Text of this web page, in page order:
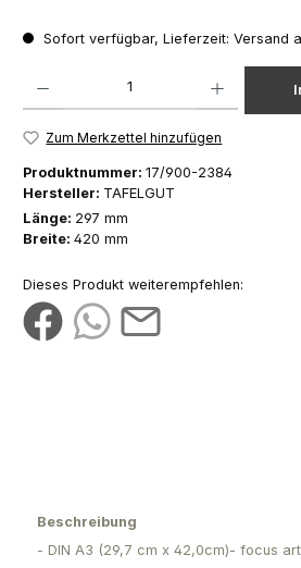
Sofort verfügbar, Lieferzeit: Versand
Zum Merkzettel hinzufügen
Produktnummer: 17/900-2384
Hersteller: TAFELGUT
Länge: 297 mm
Breite: 420 mm
Dieses Produkt weiterempfehlen:
Beschreibung
- DIN A3 (29,7 cm x 42,0cm)- focus